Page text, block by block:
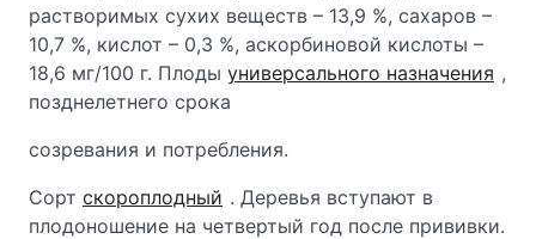
растворимых сухих веществ – 13,9 %, сахаров –
10,7 %, кислот – 0,3 %, аскорбиновой кислоты –
18,6 мг/100 г. Плоды универсального назначения ,
позднелетнего срока
созревания и потребления.
Сорт скороплодный . Деревья вступают в
плодоношение на четвертый год после прививки.